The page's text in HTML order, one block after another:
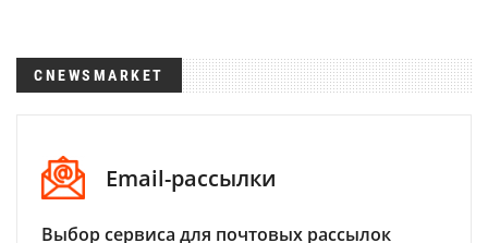
CNEWSMARKET
Email-рассылки
Выбор сервиса для почтовых рассылок